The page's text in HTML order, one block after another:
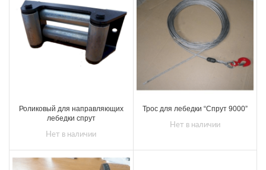
Роликовый для направляющих
лебедки спрут
Нет в наличии
Трос для лебедки “Спрут 9000”
Нет в наличии